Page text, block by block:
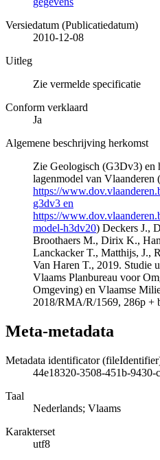
Versiedatum (Publicatiedatum)
2010-12-08
Uitleg
Zie vermelde specificatie
Conform verklaard
Ja
Algemene beschrijving herkomst
Zie Geologisch (G3Dv3)
lagenmodel van Vlaanderen (
https://
g3dv3 en
https://
model-h3dv20) Deckers J.,
Broothaers M., Dirix K.,
Lanckacker T., Matthijs, J.,
Van Haren T., 2019. Studie
Vlaams Planbureau voor
Omgeving) en Vlaamse
2018/RMA/R/1569, 286p +
Meta-metadata
Metadata identificator
44e18320-3508-451b-9430-
Taal
Nederlands; Vlaams
Karakterset
utf8